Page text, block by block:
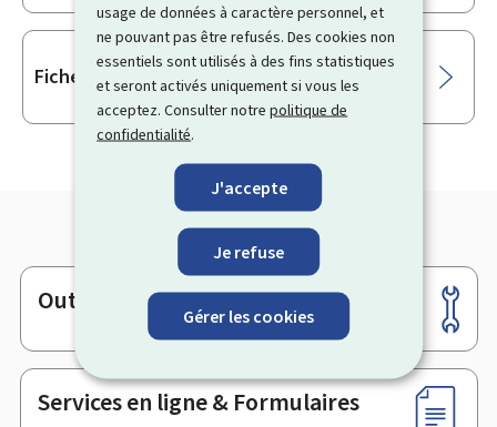
usage de données à caractère personnel, et
ne pouvant pas être refusés. Des cookies non
essentiels sont utilisés à des fins statistiques
et seront activés uniquement si vous les
acceptez. Consulter notrepolitique de
confidentialité.
J'accepte
Je refuse
Gérer les cookies
Fiche de retenue d’impôt d’un salarié
Pied
de
page
Outils
Services en ligne & Formulaires